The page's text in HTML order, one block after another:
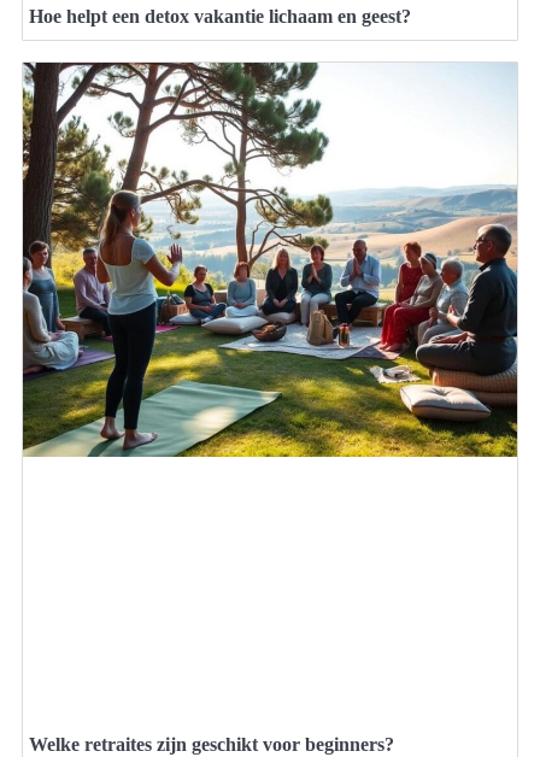
Hoe helpt een detox vakantie lichaam en geest?
Welke retraites zijn geschikt voor beginners?